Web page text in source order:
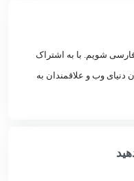
فارسی شویم. با به اشتراک
دنیای وب و علاقمندان به